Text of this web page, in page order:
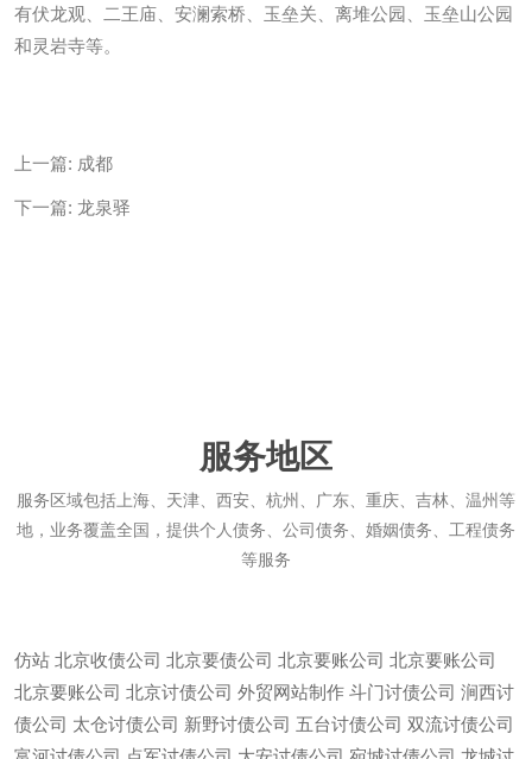
有伏龙观、二王庙、安澜索桥、玉垒关、离堆公园、玉垒山公园
和灵岩寺等。
上一篇: 成都
下一篇: 龙泉驿
服务地区
服务区域包括上海、天津、西安、杭州、广东、重庆、吉林、温州等
地，业务覆盖全国，提供个人债务、公司债务、婚姻债务、工程债务
等服务
仿站 北京收债公司 北京要债公司 北京要账公司 北京要账公司
北京要账公司 北京讨债公司 外贸网站制作 斗门讨债公司 涧西讨
债公司 太仓讨债公司 新野讨债公司 五台讨债公司 双流讨债公司